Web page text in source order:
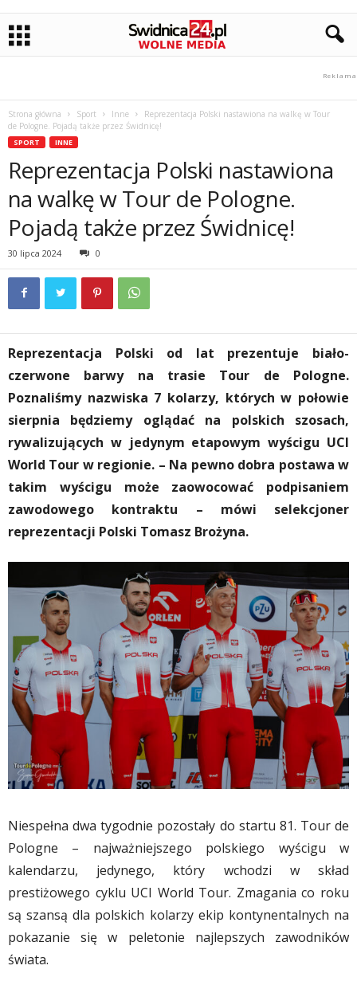
Strona główna Sport Inne
Reprezentacja Polski nastawiona na walkę w Tour
de Pologne. Pojadą także przez Świdnicę!
SPORT INNE
Reprezentacja Polski nastawiona
na walkę w Tour de Pologne.
Pojadą także przez Świdnicę!
30 lipca 2024 0
Reprezentacja Polski od lat prezentuje biało-
czerwone barwy na trasie Tour de Pologne.
Poznaliśmy nazwiska 7 kolarzy, których w połowie
sierpnia będziemy oglądać na polskich szosach,
rywalizujących w jedynym etapowym wyścigu UCI
World Tour w regionie. – Na pewno dobra postawa w
takim wyścigu może zaowocować podpisaniem
zawodowego kontraktu – mówi selekcjoner
reprezentacji Polski Tomasz Brożyna.
Niespełna dwa tygodnie pozostały do startu 81. Tour de
Pologne – najważniejszego polskiego wyścigu w
kalendarzu, jedynego, który wchodzi w skład
prestiżowego cyklu UCI World Tour. Zmagania co roku
są szansą dla polskich kolarzy ekip kontynentalnych na
pokazanie się w peletonie najlepszych zawodników
świata.